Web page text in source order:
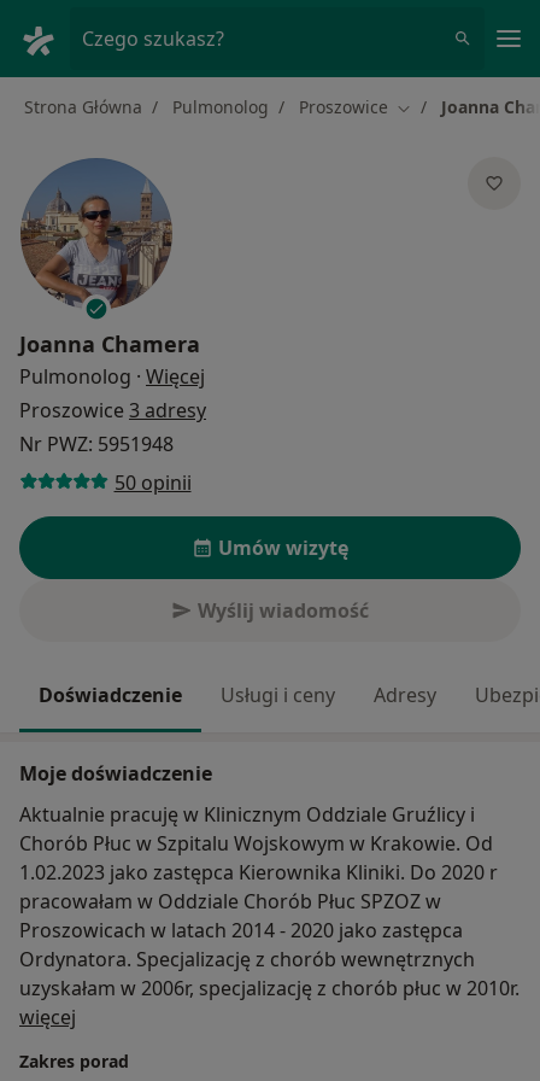
Czego szukasz?
Strona Główna Pulmonolog Proszowice Zmień miasto
Joanna
Joanna Chamera
Pulmonolog · Więcej
Proszowice 3 adresy
Nr PWZ: 5951948
50 opinii
Umów wizytę
Wyślij wiadomość
Doświadczenie Usługi i ceny Adresy
Moje doświadczenie
Aktualnie pracuję w Klinicznym Oddziale Gruźlicy i
Chorób Płuc w Szpitalu Wojskowym w Krakowie. Od
1.02.2023 jako zastępca Kierownika Kliniki. Do 2020 r
pracowałam w Oddziale Chorób Płuc SPZOZ w
Proszowicach w latach 2014 - 2020 jako zastępca
Ordynatora. Specjalizację z chorób wewnętrznych
uzyskałam w 2006r, specjalizację z chorób płuc w 2010r.
więcej
Zakres porad